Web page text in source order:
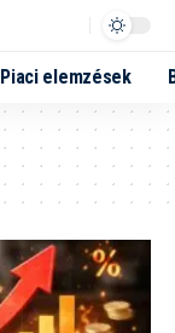
Piaci elemzések